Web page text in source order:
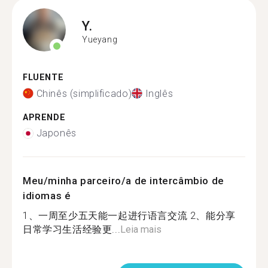
Y.
Yueyang
FLUENTE
Chinês (simplificado) Inglês
APRENDE
Japonês
Meu/minha parceiro/a de intercâmbio de
idiomas é
1、一周至少五天能一起进行语言交流 2、能分享
日常学习生活经验更...Leia mais